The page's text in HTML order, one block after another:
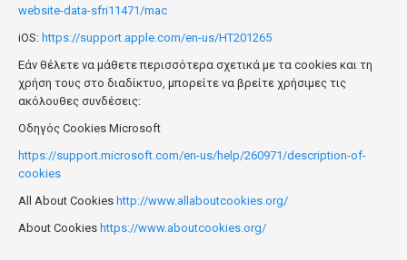
website-data-sfri11471/mac
iOS: https://support.apple.com/en-us/HT201265
Εάν θέλετε να μάθετε περισσότερα σχετικά με τα cookies και τη
χρήση τους στο διαδίκτυο, μπορείτε να βρείτε χρήσιμες τις
ακόλουθες συνδέσεις:
Οδηγός Cookies Microsoft
https://support.microsoft.com/en-us/help/260971/description-of-
cookies
All About Cookies http://www.allaboutcookies.org/
About Cookies https://www.aboutcookies.org/